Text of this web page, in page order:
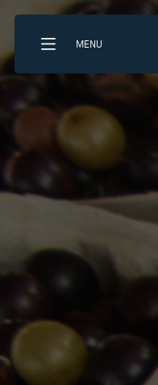
MENU
Que